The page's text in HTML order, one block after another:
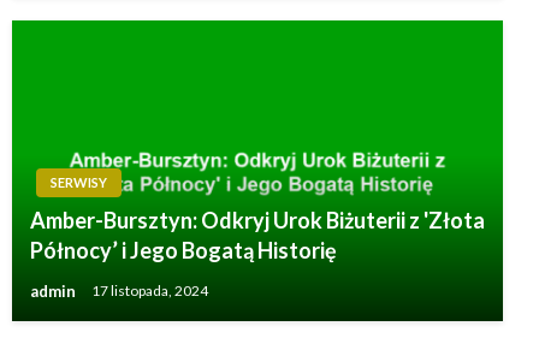
SERWISY
Amber-Bursztyn: Odkryj Urok Biżuterii z 'Złota
Północy’ i Jego Bogatą Historię
admin 17 listopada, 2024